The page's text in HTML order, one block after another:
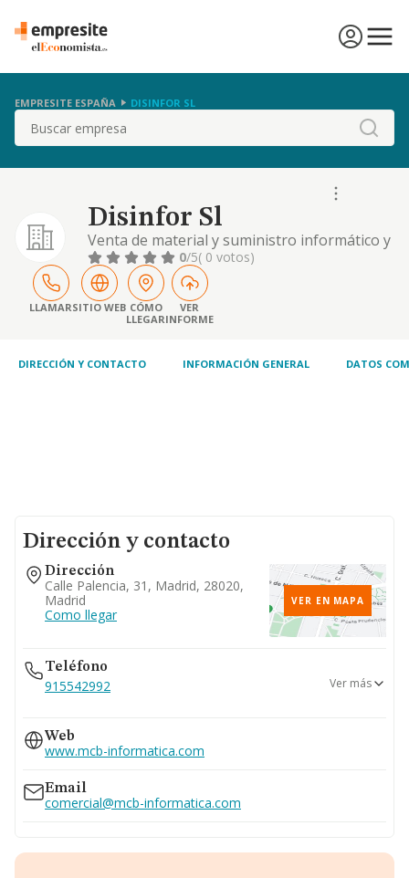
EMPRESITE ESPAÑA DISINFOR SL
Buscar
Disinfor Sl
Venta de material y suministro informático y
mantenimiento
0/5( 0 votos)
LLAMARSITIO WEB CÓMO
LLEGAR
VER
INFORME
DIRECCIÓN Y CONTACTO INFORMACIÓN GENERAL DATOS
Dirección y contacto
Dirección
Calle Palencia, 31, Madrid, 28020,
Madrid
Como llegar
VER EN MAPA
Teléfono
915542992
915540289
Ver más
Web
www.mcb-informatica.com
Email
comercial@mcb-informatica.com